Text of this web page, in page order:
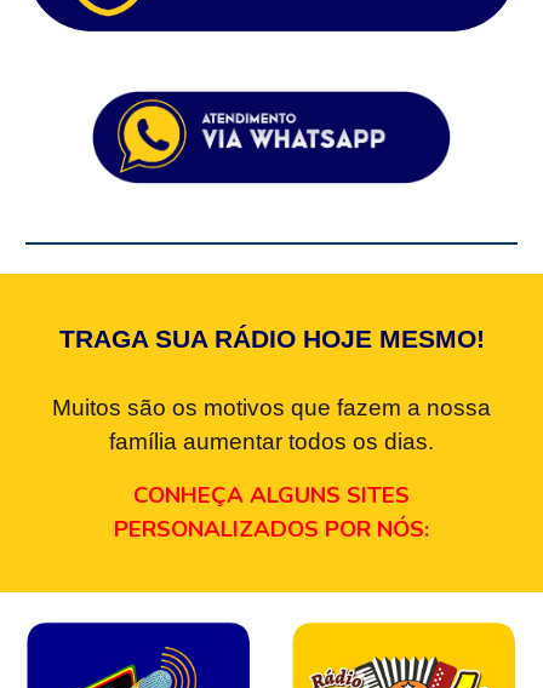
TRAGA SUA RÁDIO HOJE MESMO!
Muitos são os motivos que fazem a nossa
família aumentar todos os dias.
CONHEÇA ALGUNS SITES
PERSONALIZADOS POR NÓS: